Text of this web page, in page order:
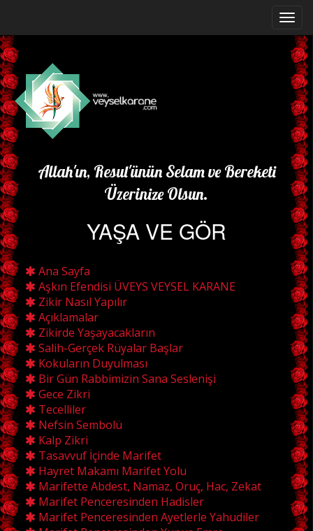
Allah'ın, Resul'ünün Selam ve Bereketi
Üzerinize Olsun.
YAŞA VE GÖR
Ana Sayfa
Aşkın Efendisi ÜVEYS VEYSEL KARANE
Zikir Nasıl Yapılır
Açıklamalar
Zikirde Yaşayacakların
Salih-Gerçek Rüyalar Başlar
Kokuların Duyulması
Bir Gün Rabbimizin Sana Seslenişi
Gece Zikri
Tecelliler
Nefsin Sembolü
Kalp Zikri
Tasavvuf İçinde Marifet
Hayret Makamı Marifet Yolu
Marifette Abdest, Namaz, Oruç, Hac, Zekat
Marifet Penceresinden Hadisler
Marifet Penceresinden Ayetlerle Yahudiler